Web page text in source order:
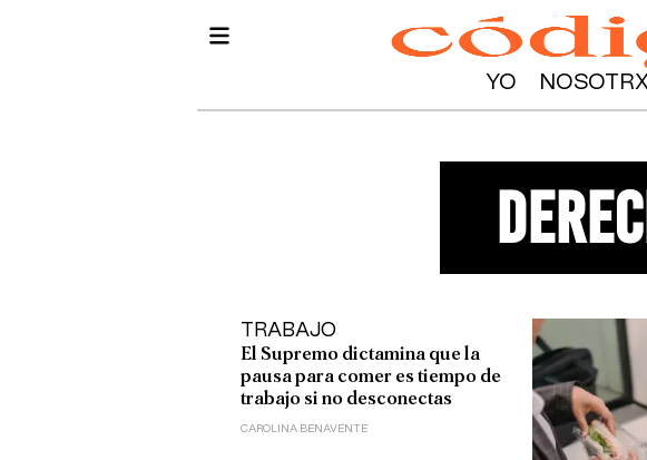
YO
TRABAJO
El Supremo dictamina que la
pausa para comer es tiempo de
trabajo si no desconectas
CAROLINA BENAVENTE